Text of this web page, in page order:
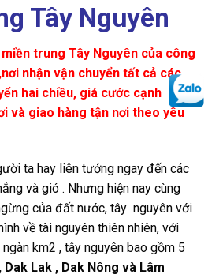
Tây Nguyên
trung Tây Nguyên của công
nhận vận chuyển tất cả các
hai chiều, giá cước cạnh
và giao hàng tận nơi theo yêu
ta hay liên tưởng ngay đến các
và gió . Nhưng hiện nay cùng
của đất nước, tây nguyên với
về tài nguyên thiên nhiên, với
km2 , tây nguyên bao gồm 5
Dak Lak , Dak Nông và Lâm